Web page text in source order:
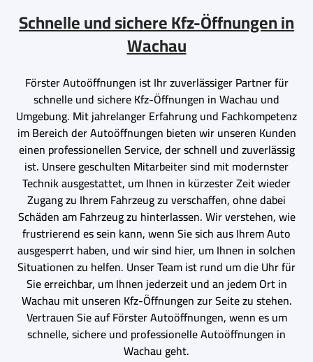
Schnelle und sichere Kfz-Öffnungen in
Wachau
Förster Autoöffnungen ist Ihr zuverlässiger Partner für
schnelle und sichere Kfz-Öffnungen in Wachau und
Umgebung. Mit jahrelanger Erfahrung und Fachkompetenz
im Bereich der Autoöffnungen bieten wir unseren Kunden
einen professionellen Service, der schnell und zuverlässig
ist. Unsere geschulten Mitarbeiter sind mit modernster
Technik ausgestattet, um Ihnen in kürzester Zeit wieder
Zugang zu Ihrem Fahrzeug zu verschaffen, ohne dabei
Schäden am Fahrzeug zu hinterlassen. Wir verstehen, wie
frustrierend es sein kann, wenn Sie sich aus Ihrem Auto
ausgesperrt haben, und wir sind hier, um Ihnen in solchen
Situationen zu helfen. Unser Team ist rund um die Uhr für
Sie erreichbar, um Ihnen jederzeit und an jedem Ort in
Wachau mit unseren Kfz-Öffnungen zur Seite zu stehen.
Vertrauen Sie auf Förster Autoöffnungen, wenn es um
schnelle, sichere und professionelle Autoöffnungen in
Wachau geht.